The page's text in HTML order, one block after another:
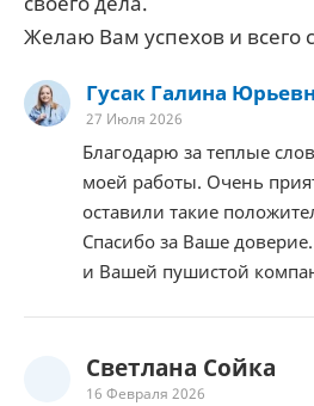
Желаю Вам успехов и всего
Гусак Галина
27 Июля 2026
Благодарю за теплые
моей работы. Очень
оставили такие
Спасибо за Ваше
и Вашей пушистой
Светлана Сойка
16 Февраля 2026